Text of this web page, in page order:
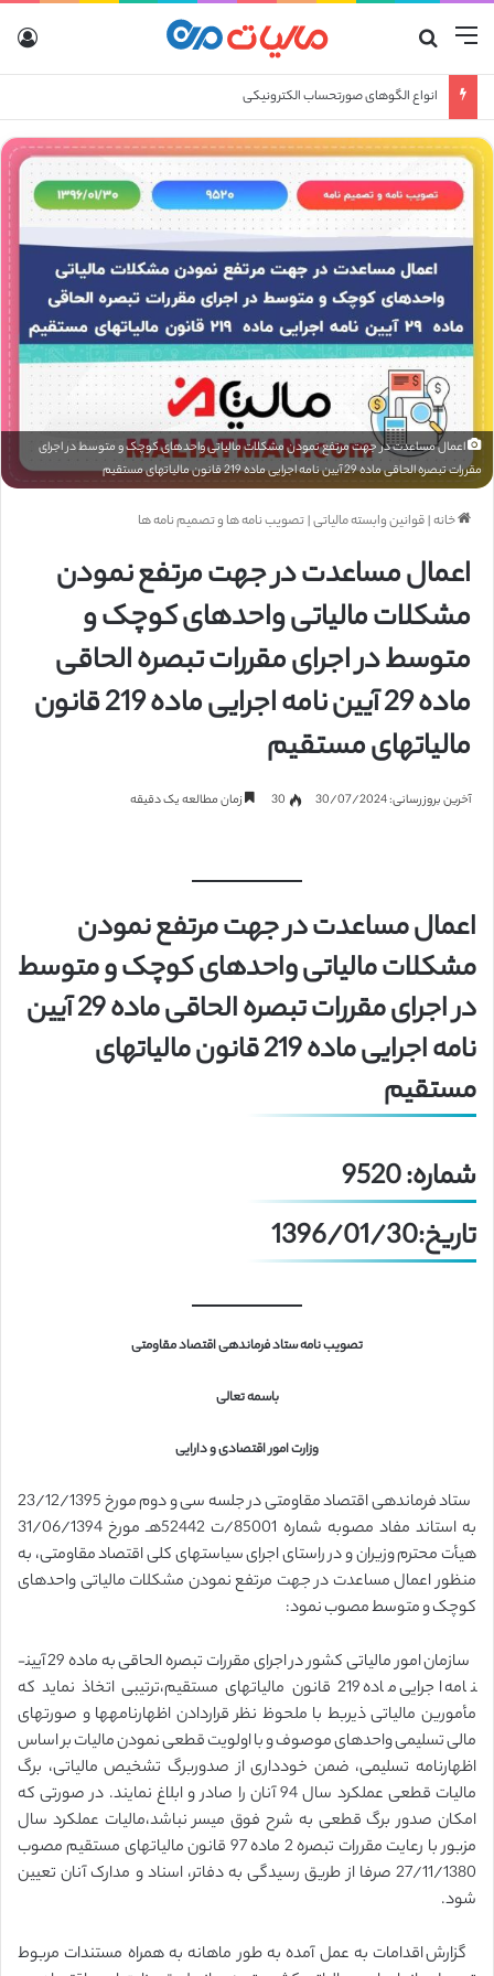
منو
انواع الگوهای صورتحساب الکترونیکی
اعمال مساعدت در جهت مرتفع نمودن مشکلات مالیاتی واحدهای کوچک و متوسط در اجرای
مقررات تبصره الحاقی ماده 29 آیین نامه اجرایی ماده 219 قانون مالیاتهای مستقیم
خانه|قوانین وابسته مالیاتی|تصویب نامه ها و تصمیم نامه ها
اعمال مساعدت در جهت مرتفع نمودن
مشکلات مالیاتی واحدهای کوچک و
متوسط در اجرای مقررات تبصره الحاقی
ماده 29 آیین نامه اجرایی ماده 219 قانون
مالیاتهای مستقیم
آخرین بروزرسانی: 30/07/2024 30 زمان مطالعه یک دقیقه
اعمال مساعدت در جهت مرتفع نمودن
مشکلات مالیاتی واحدهای کوچک و متوسط
در اجرای مقرراتتبصرهالحاقیماده
29 آیین
نامه اجراییماده
219 قانون مالیاتهای
مستقیم
شماره: 9520
تاریخ:1396/01/30
تصویب نامه ستاد فرماندهی اقتصاد مقاومتی
باسمه تعالی
وزارت امور اقتصادی و دارایی
ستاد فرماندهی اقتصاد مقاومتی در جلسه سی و دوم مورخ 23/12/1395
به استاند مفاد مصوبه شماره 85001/ت 52442هـ مورخ 31/06/1394
هیأت محترم وزیران و در راستای اجرای سیاست­های کلی اقتصاد مقاومتی، به
منظور اعمال مساعدت در جهت مرتفع نمودن مشکلات مالیاتی واحدهای
کوچک و متوسط مصوب نمود:
سازمان امور مالیاتی کشور در اجرای مقررات تبصره الحاقی به ماده 29 آیین­
نامه اجرایی ماده 219 قانون مالیاتهای مستقیم،ترتیبی اتخاذ نماید که
مأمورین مالیاتی ذیربط با ملحوظ نظر قراردادن اظهارنامه­ها و صورت­های
مالی تسلیمی واحدهای موصوف و با اولویت قطعی نمودن مالیات بر اساس
اظهارنامه تسلیمی، ضمن خودداری از صدوربرگ تشخیص مالیاتی، برگ
مالیات قطعی عملکرد سال 94 آنان را صادر و ابلاغ نمایند. در صورتی که
امکان صدور برگ قطعی به شرح فوق میسر نباشد،مالیات عملکرد سال
مزبور با رعایت مقررات تبصره 2 ماده 97 قانون مالیاتهای مستقیم مصوب
27/11/1380 صرفا از طریق رسیدگی به دفاتر، اسناد و مدارک آنان تعیین
شود.
گزارش اقدامات به عمل آمده به طور ماهانه به همراه مستندات مربوط